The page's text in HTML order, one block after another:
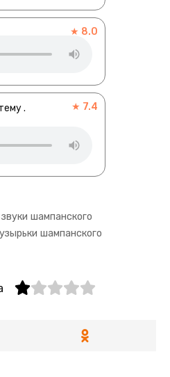
★ 8.0
. ★ 7.4
звуки шампанского
шампанского